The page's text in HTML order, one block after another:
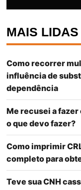
MAIS LIDAS
Como recorrer
influência de
dependência
Me recusei a
o que devo fazer?
Como imprimir
completo para
Teve sua CNH